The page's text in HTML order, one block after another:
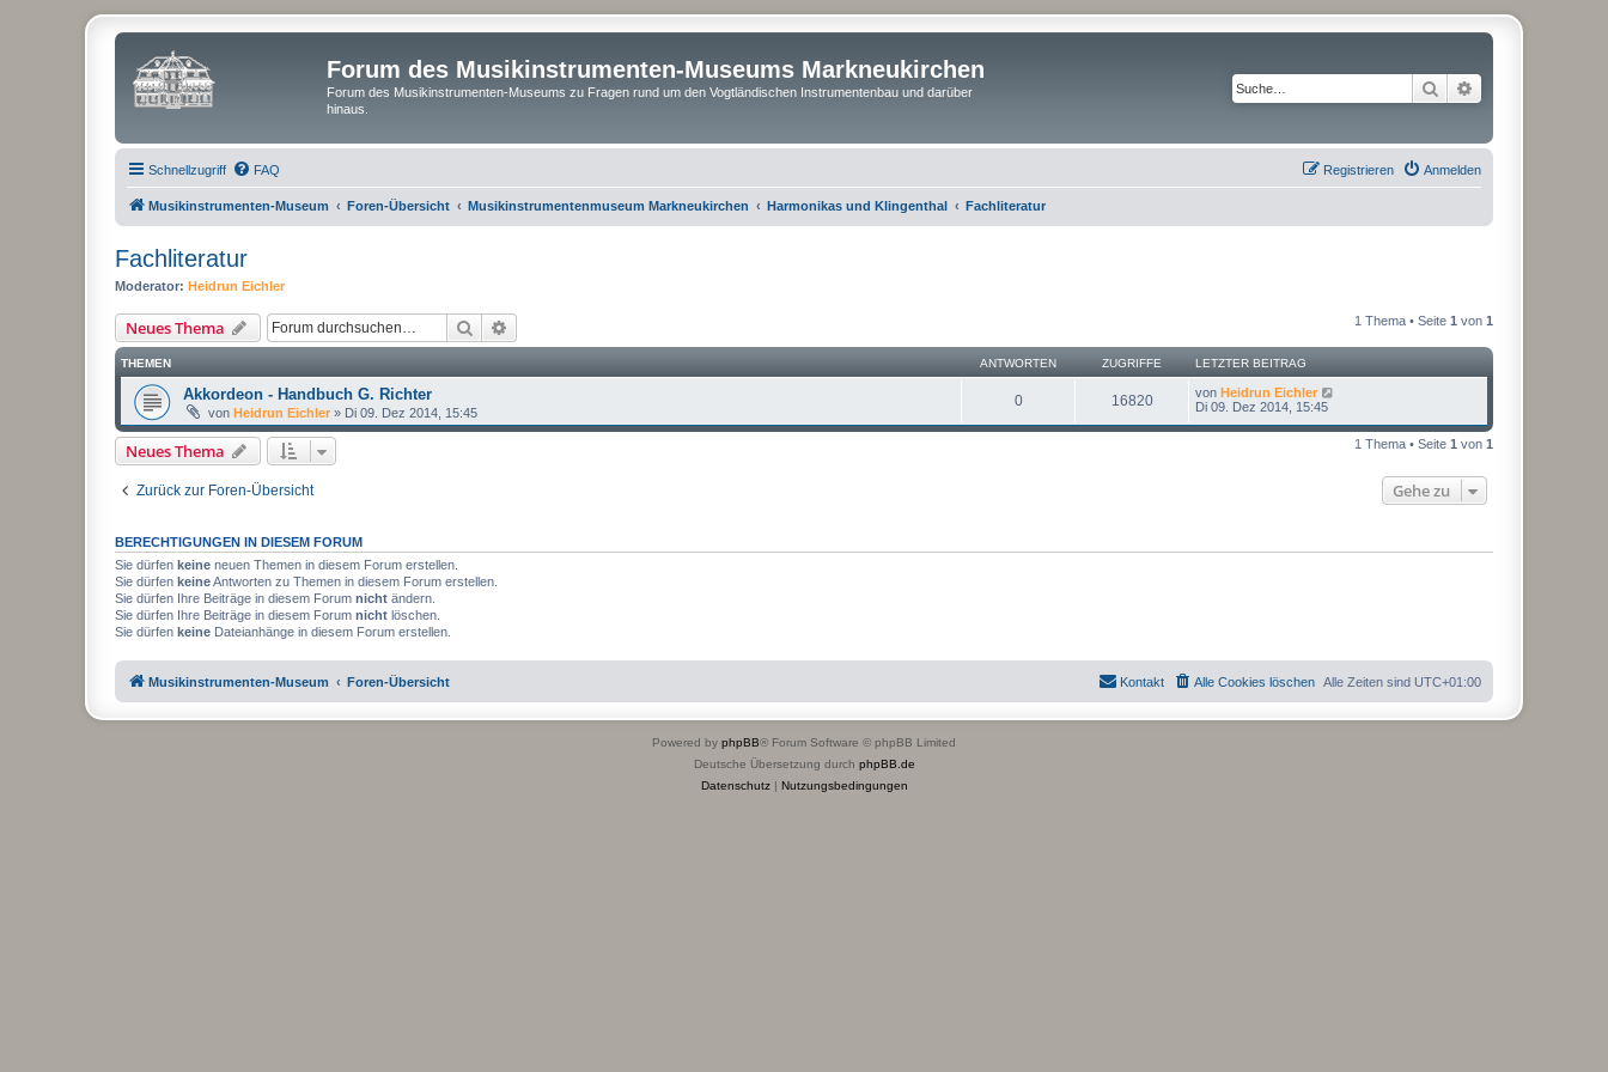
Forum des Musikinstrumenten-Museums Markneukirchen
Forum des Musikinstrumenten-Museums zu Fragen rund um den Vogtländischen Instrumentenbau und darüber
hinaus.
Suche
Schnellzugriff FAQ Anmelden
Registrieren
Musikinstrumenten-Museum Foren-Übersicht Musikinstrumentenmuseum Markneukirchen Harmonikas und Klingenthal Fachliteratur
Fachliteratur
Moderator: Heidrun Eichler
Neues Thema Suche 1 Thema • Seite 1 von 1
THEMEN ANTWORTEN ZUGRIFFE LETZTER BEITRAG
Akkordeon - Handbuch G. Richter
von Heidrun Eichler » Di 09. Dez 2014, 15:45
0 16820 von Heidrun Eichler
Di 09. Dez 2014, 15:45
Neues Thema 1 Thema • Seite 1 von 1
Zurück zur Foren-Übersicht Gehe zu
BERECHTIGUNGEN IN DIESEM FORUM
Sie dürfen keine neuen Themen in diesem Forum erstellen.
Sie dürfen keineAntworten zu Themen in diesem Forum erstellen.
Sie dürfen Ihre Beiträge in diesem Forum nicht ändern.
Sie dürfen Ihre Beiträge in diesem Forum nicht löschen.
Sie dürfen keine Dateianhänge in diesem Forum erstellen.
Musikinstrumenten-Museum Foren-Übersicht Alle Zeiten sind UTC+01:00
Alle Cookies löschen
Kontakt
Powered by phpBB® Forum Software © phpBB Limited
Deutsche Übersetzung durch phpBB.de
Datenschutz| Nutzungsbedingungen